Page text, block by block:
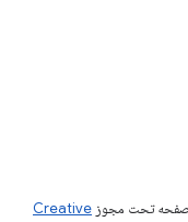
صفحه تحت مجوز Creative